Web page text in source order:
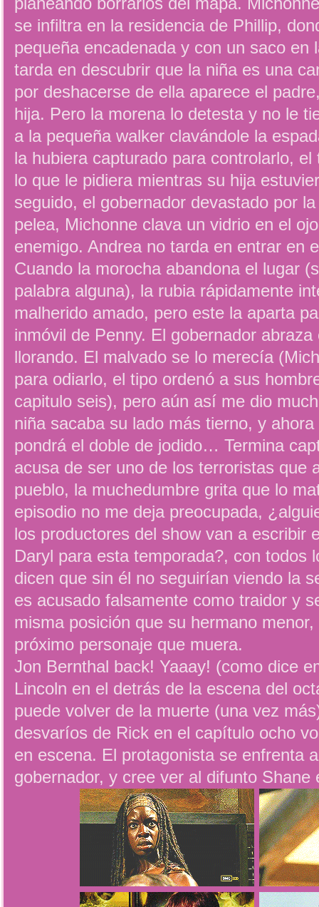
se infiltra en la residencia de Phillip,
pequeña encadenada y con un saco en
tarda en descubrir que la niña es una
por deshacerse de ella aparece el
hija. Pero la morena lo detesta y no le
a la pequeña walker clavándole la
la hubiera capturado para controlarlo,
lo que le pidiera mientras su hija
seguido, el gobernador devastado por
pelea, Michonne clava un vidrio en el
enemigo. Andrea no tarda en entrar en
Cuando la morocha abandona el lugar
palabra alguna), la rubia rápidamente
malherido amado, pero este la aparta
inmóvil de Penny. El gobernador
llorando. El malvado se lo merecía
para odiarlo, el tipo ordenó a sus
capitulo seis), pero aún así me dio
niña sacaba su lado más tierno, y
pondrá el doble de jodido… Termina
acusa de ser uno de los terroristas que
pueblo, la muchedumbre grita que lo
episodio no me deja preocupada,
los productores del show van a escribir
Daryl para esta temporada?, con todos
dicen que sin él no seguirían viendo la
es acusado falsamente como traidor y
misma posición que su hermano
próximo personaje que muera.
Jon Bernthal back! Yaaay! (como dice
Lincoln en el detrás de la escena del
puede volver de la muerte (una vez
desvaríos de Rick en el capítulo ocho
en escena. El protagonista se enfrenta
gobernador, y cree ver al difunto Shane